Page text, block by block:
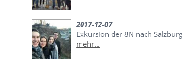
2017-12-07
Exkursion der 8N nach Salzburg
mehr...